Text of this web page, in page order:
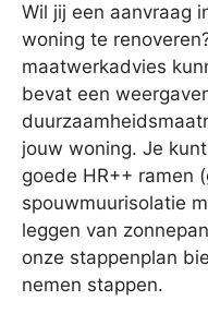
Wil jij een aanvraag
woning te
maatwerkadvies
bevat een
jouw woning. Je
goede HR++ ramen
spouwmuurisolatie
leggen van
onze stappenplan
nemen stappen.